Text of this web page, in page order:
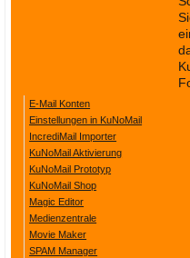
E-Mail Konten
Einstellungen in KuNoMail
IncrediMail Importer
KuNoMail Aktivierung
KuNoMail Prototyp
KuNoMail Shop
Magic Editor
Medienzentrale
Movie Maker
SPAM Manager
E-Mail bestätigen